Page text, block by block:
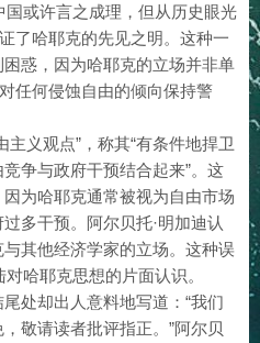
或许言之成理，但从历史眼光
了哈耶克的先见之明。这种一
惑，因为哈耶克的立场并非单
任何侵蚀自由的倾向保持警
主义观点”，称其“有条件地捍卫
争与政府干预结合起来”。这
为哈耶克通常被视为自由市场
多干预。阿尔贝托·明加迪认
其他经济学家的立场。这种误
哈耶克思想的片面认识。
处却出人意料地写道：“我们
敬请读者批评指正。”阿尔贝